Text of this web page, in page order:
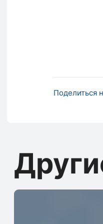
Поделиться